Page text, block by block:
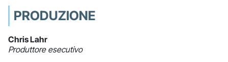
PRODUZIONE
Chris Lahr
Produttore esecutivo